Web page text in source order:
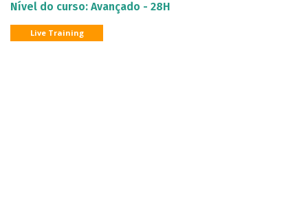
Nível do curso: Avançado - 28H
Live Training